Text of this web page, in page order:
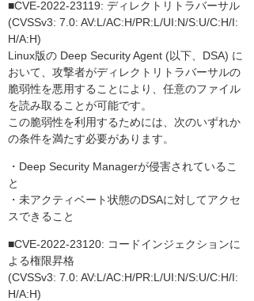
■CVE-2022-23119: ディレクトリトラバーサル
(CVSSv3: 7.0: AV:L/AC:H/PR:L/UI:N/S:U/C:H/I:
H/A:H)
Linux版の Deep Security Agent (以下、DSA) に
おいて、攻撃者がディレクトリトラバーサルの
脆弱性を悪用することにより、任意のファイル
を読み取ることが可能です。
この脆弱性を利用するためには、次のいずれか
の条件を満たす必要があります。
・Deep Security Managerが侵害されているこ
と
・未アクティベート状態のDSAに対してアクセ
スできること
■CVE-2022-23120: コードインジェクションに
よる権限昇格
(CVSSv3: 7.0: AV:L/AC:H/PR:L/UI:N/S:U/C:H/I:
H/A:H)